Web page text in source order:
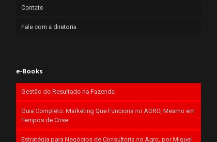
Contato
Fale com a diretoria
e-Books
Gestão do Resultado na Fazenda
Guia Completo: Marketing Que Funciona no AGRO, Mesmo em
Tempos de Crise
Estratégia para Negócios de Consultoria no Agro, por Miguel